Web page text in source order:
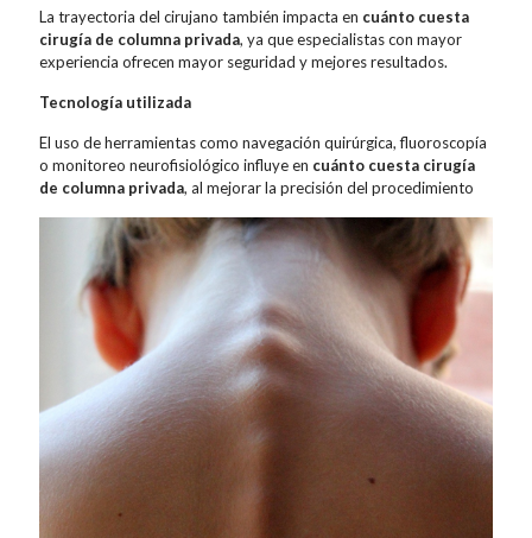
La trayectoria del cirujano también impacta en cuánto cuesta
cirugía de columna privada, ya que especialistas con mayor
experiencia ofrecen mayor seguridad y mejores resultados.
Tecnología utilizada
El uso de herramientas como navegación quirúrgica, fluoroscopía
o monitoreo neurofisiológico influye en cuánto cuesta cirugía
de columna privada, al mejorar la precisión del procedimiento